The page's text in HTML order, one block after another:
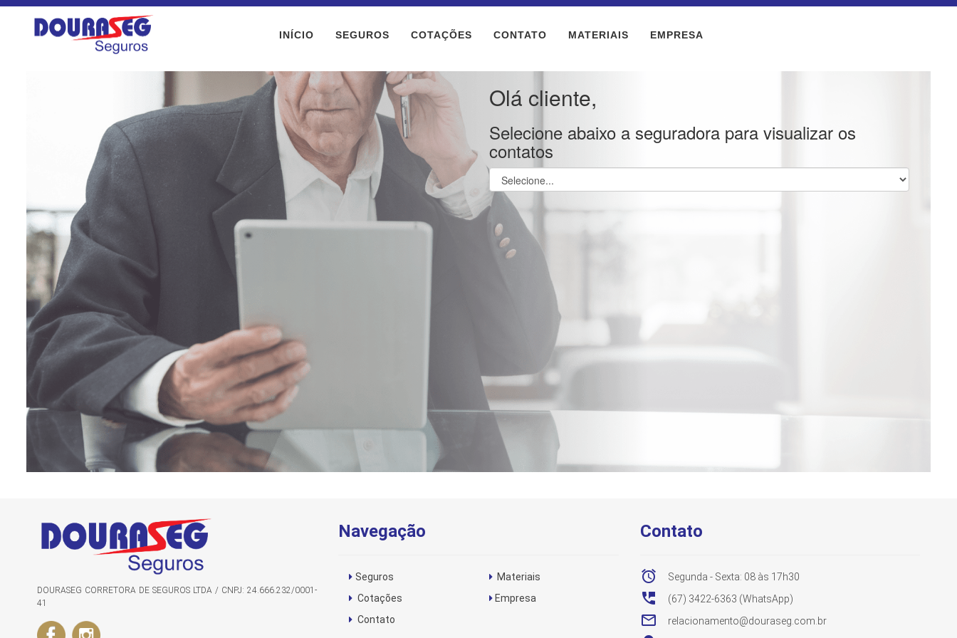
INÍCIO SEGUROS COTAÇÕES CONTATO MATERIAIS EMPRESA
Olá cliente,
Selecione abaixo a seguradora para visualizar os
contatos
DOURASEG CORRETORA DE SEGUROS LTDA / CNPJ: 24.666.232/0001-
41
Navegação
Seguros
Cotações
Contato
Materiais
Empresa
Contato
 Segunda - Sexta: 08 às 17h30
 (67) 3422-6363 (WhatsApp)
 relacionamento@douraseg.com.br